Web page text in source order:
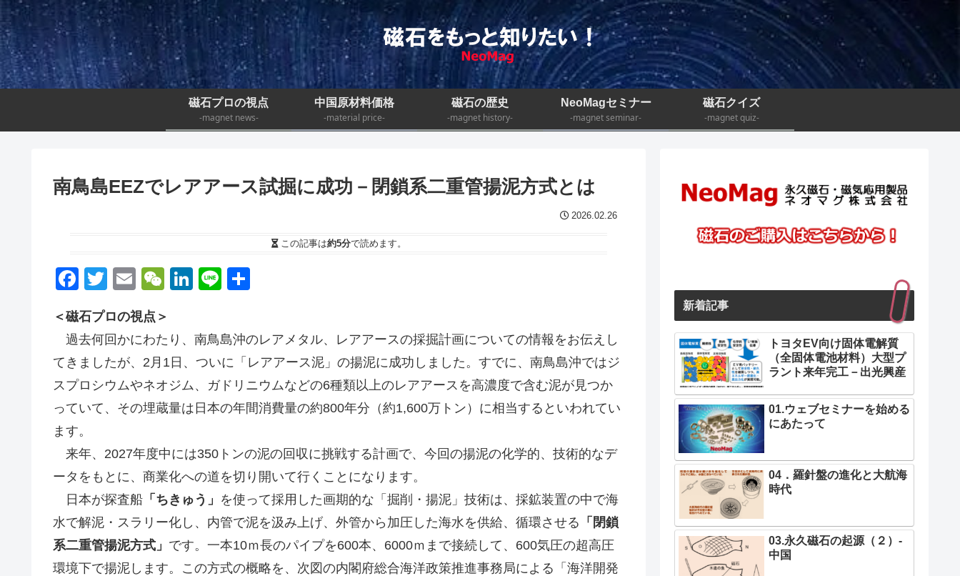
磁石プロの視点
-magnet news-
中国原材料価格
-material price-
磁石の歴史
-magnet history-
NeoMagセミナー
-magnet seminar-
磁石クイズ
-magnet quiz-
南鳥島EEZでレアアース試掘に成功－閉鎖系二重管揚泥方式とは
2026.02.26
この記事は約5分で読めます。
F
c
e
b
o
o
k
T
tt
er
E
ail
W
C
h
at
Li
e
dI
n
Li
e
＜磁石プロの視点＞
過去何回かにわたり、南鳥島沖のレアメタル、レアアースの採掘計画についての情報をお伝えし
てきましたが、2月1日、ついに「レアアース泥」の揚泥に成功しました。すでに、南鳥島沖ではジ
スプロシウムやネオジム、ガドリニウムなどの6種類以上のレアアースを高濃度で含む泥が見つか
っていて、その埋蔵量は日本の年間消費量の約800年分（約1,600万トン）に相当するといわれてい
ます。
来年、2027年度中には350トンの泥の回収に挑戦する計画で、今回の揚泥の化学的、技術的なデ
ータをもとに、商業化への道を切り開いて行くことになります。
日本が探査船 「ちきゅう」 を使って採用した画期的な「掘削・揚泥」技術は、採鉱装置の中で海
水で解泥・スラリー化し、内管で泥を汲み上げ、外管から加圧した海水を供給、循環させる 「閉鎖
系二重管揚泥方式」 です。一本10ｍ長のパイプを600本、6000ｍまで接続して、600気圧の超高圧
環境下で揚泥します。この方式の概略を、次図の内閣府総合海洋政策推進事務局による「海洋開発
新着記事
トヨタEV向け固体電解質
（全固体電池材料）大型プ
ラント来年完工－出光興産
01.ウェブセミナーを始める
にあたって
04．羅針盤の進化と大航海
時代
03.永久磁石の起源（２）-
中国